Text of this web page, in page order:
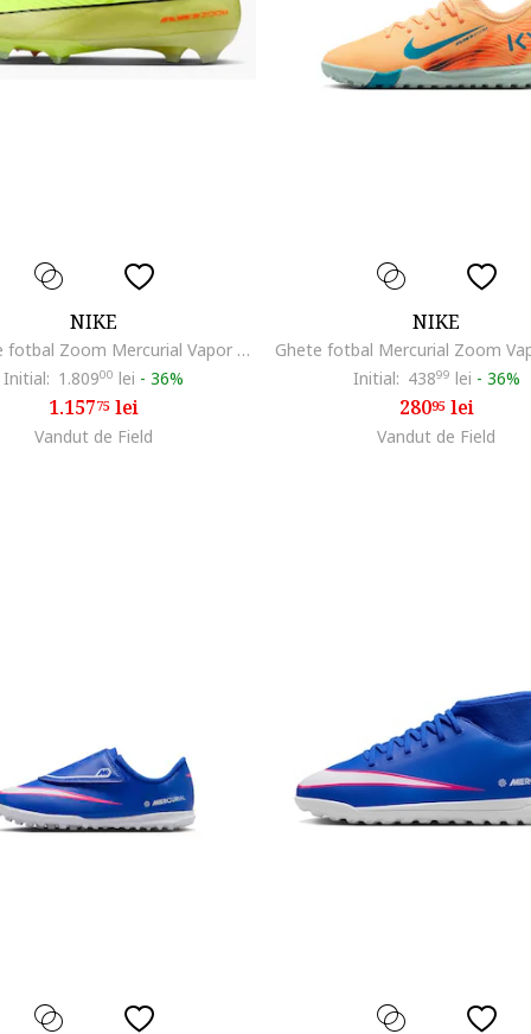
NIKE
Ghete de fotbal Zoom Mercurial Vapor 16 Elite FGdwqfwqd, Galben
Initial: 1.80900 lei -36%
1.15775 lei
Vandut de Field
NIKE
Initial: 43899 lei - 36%
28095lei
Vandut de Field